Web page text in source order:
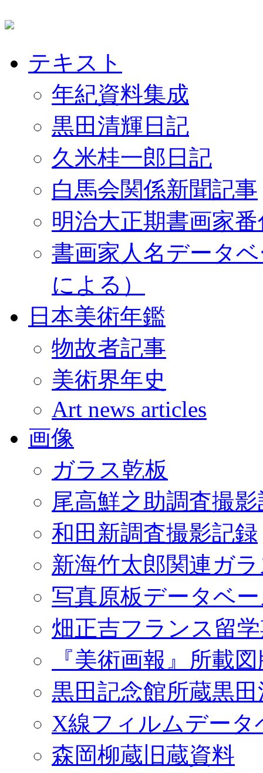
テキスト
年紀資料集成
黒田清輝日記
久米桂一郎日記
白馬会関係新聞記事
明治大正期書画家
書画家人名データ
による）
日本美術年鑑
物故者記事
美術界年史
Art news articles
画像
ガラス乾板
尾高鮮之助調査撮
和田新調査撮影記録
新海竹太郎関連ガ
写真原板データベ
畑正吉フランス留
『美術画報』所載
黒田記念館所蔵黒
X線フィルムデータ
森岡柳蔵旧蔵資料